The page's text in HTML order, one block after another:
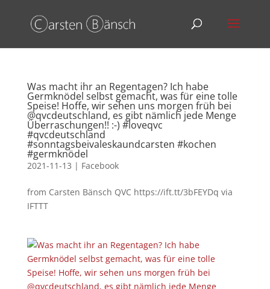
Was macht ihr an Regentagen? Ich habe
Germknödel selbst gemacht, was für eine tolle
Speise! Hoffe, wir sehen uns morgen früh bei
@qvcdeutschland, es gibt nämlich jede Menge
Überraschungen!! :-) #loveqvc
#qvcdeutschland
#sonntagsbeivaleskaundcarsten #kochen
#germknödel
2021-11-13 | Facebook
from Carsten Bänsch QVC https://ift.tt/3bFEYDq via
IFTTT